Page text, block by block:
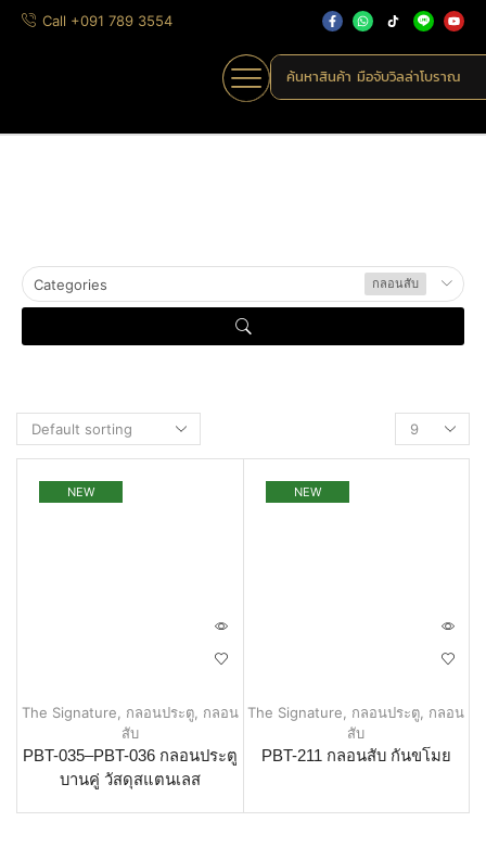
Call +091 789 3554
ค้นหาสินค้า มือจับวิลล่าโบราณ
Categories กลอนสับ
NEW
The Signature กลอนประตู, กลอน
สับ
PBT-035–PBT-036 กลอนประตู
บานคู่ วัสดุสแตนเลส
NEW
The Signature กลอนประตู กลอน
สับ
PBT-211 กลอนสับ กันขโมย